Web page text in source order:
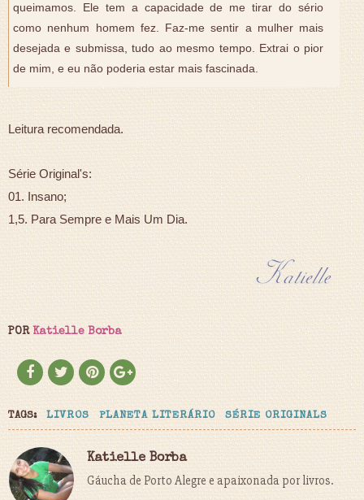
queimamos. Ele tem a capacidade de me tirar do sério
como nenhum homem fez. Faz-me sentir a mulher mais
desejada e submissa, tudo ao mesmo tempo. Extrai o pior
de mim, e eu não poderia estar mais fascinada.
Leitura recomendada.
Série Original's:
01. Insano;
1,5. Para Sempre e Mais Um Dia.
PORKatielle Borba
TAGS: LIVROS PLANETA LITERÁRIO SÉRIE ORIGINALS
Katielle Borba
Gáucha de Porto Alegre e apaixonada por livros.